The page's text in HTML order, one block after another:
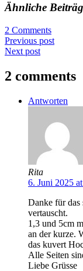
Ähnliche
2 Comments
Previous post
Next post
2 comments
Antworten
Rita
6. Juni 2025
Danke für das
vertauscht.
1,3 und 5cm
an der kurze.
das kuvert
Alle Seiten
Liebe Grüsse